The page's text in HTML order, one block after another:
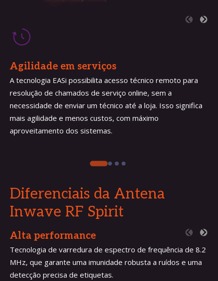
Agilidade em serviços
A tecnologia EASi possibilita acesso técnico remoto para
resolução de chamados de serviço online, sem a
necessidade de enviar um técnico até a loja. Isso significa
mais agilidade e menos custos, com máximo
aproveitamento dos sistemas.
Diferenciais da Antena
Inwave RF Spirit
Alta performance
Tecnologia de varredura de espectro de frequência de 8.2
MHz, que garante uma imunidade robusta a ruídos e uma
detecção precisa de etiquetas.